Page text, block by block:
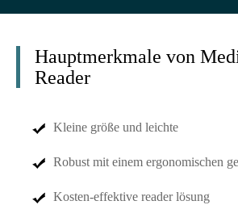
Hauptmerkmale von
Reader
Kleine größe und leichte
Robust mit einem ergonomischen
Kosten-effektive reader lösung